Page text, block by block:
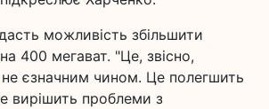
можливість збільшити
400 мегават. "Це, звісно,
єзначним чином. Це полегшить
вирішить проблеми з